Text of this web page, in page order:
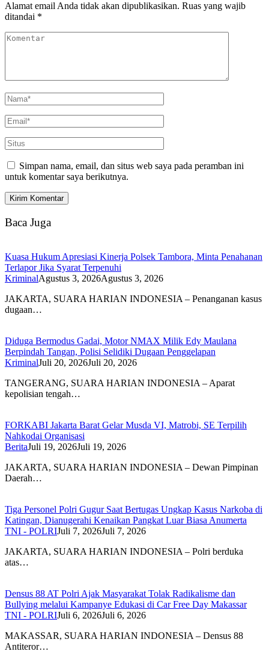
Alamat email Anda tidak akan dipublikasikan. Ruas yang wajib
ditandai *
Simpan nama, email, dan situs web saya pada peramban ini
untuk komentar saya berikutnya.
Baca Juga
Kuasa Hukum Apresiasi Kinerja Polsek Tambora, Minta Penahanan
Terlapor Jika Syarat Terpenuhi
KriminalAgustus 3, 2026Agustus 3, 2026
JAKARTA, SUARA HARIAN INDONESIA – Penanganan kasus
dugaan…
Diduga Bermodus Gadai, Motor NMAX Milik Edy Maulana
Berpindah Tangan, Polisi Selidiki Dugaan Penggelapan
KriminalJuli 20, 2026Juli 20, 2026
TANGERANG, SUARA HARIAN INDONESIA – Aparat
kepolisian tengah…
FORKABI Jakarta Barat Gelar Musda VI, Matrobi, SE Terpilih
Nahkodai Organisasi
BeritaJuli 19, 2026Juli 19, 2026
JAKARTA, SUARA HARIAN INDONESIA – Dewan Pimpinan
Daerah…
Tiga Personel Polri Gugur Saat Bertugas Ungkap Kasus Narkoba di
Katingan, Dianugerahi Kenaikan Pangkat Luar Biasa Anumerta
TNI - POLRIJuli 7, 2026Juli 7, 2026
JAKARTA, SUARA HARIAN INDONESIA – Polri berduka
atas…
Densus 88 AT Polri Ajak Masyarakat Tolak Radikalisme dan
Bullying melalui Kampanye Edukasi di Car Free Day Makassar
TNI - POLRIJuli 6, 2026Juli 6, 2026
MAKASSAR, SUARA HARIAN INDONESIA – Densus 88
Antiteror…